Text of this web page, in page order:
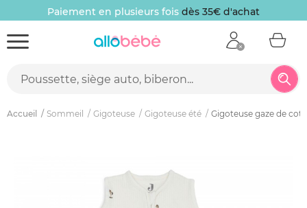
Paiement en plusieurs fois dès 35€ d'achat
Accueil Sommeil Gigoteuse Gigoteuse été Gigoteuse gaze de